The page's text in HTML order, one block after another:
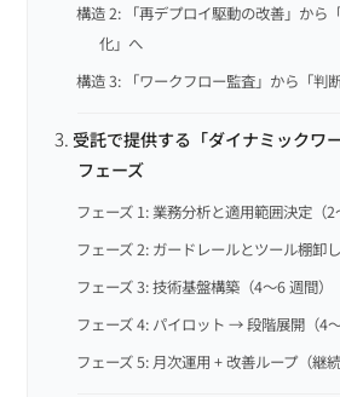
構造 2: 「再デプロイ駆動の改善」から
化」へ
構造 3: 「ワークフロー監査」から「判
受託で提供する「ダイナミックワ
フェーズ
フェーズ 1: 業務分析と適用範囲決定（2
フェーズ 2: ガードレールとツール棚卸
フェーズ 3: 技術基盤構築（4〜6 週間）
フェーズ 4: パイロット → 段階展開（4〜
フェーズ 5: 月次運用 + 改善ループ（継続